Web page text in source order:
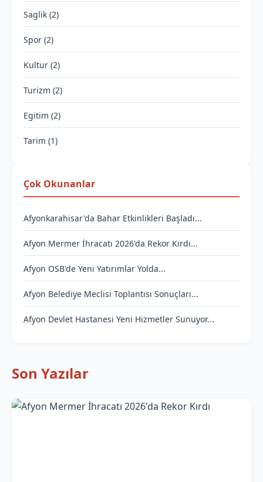
Saglik (2)
Spor (2)
Kultur (2)
Turizm (2)
Egitim (2)
Tarim (1)
Çok Okunanlar
Afyonkarahisar'da Bahar Etkinlikleri Başladı...
Afyon Mermer İhracatı 2026'da Rekor Kırdı...
Afyon OSB'de Yeni Yatırımlar Yolda...
Afyon Belediye Meclisi Toplantısı Sonuçları...
Afyon Devlet Hastanesi Yeni Hizmetler Sunuyor...
Son Yazılar